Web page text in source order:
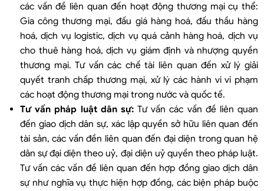
các vấn đề liên quan đến hoạt động thương mại cụ thể:
Gia công thương mại, đấu giá hàng hoá, đấu thầu hàng
hoá, dịch vụ logistic, dịch vụ quá cảnh hàng hoá, dịch vụ
cho thuê hàng hoá, dịch vụ giám định và nhượng quyền
thương mại. Tư vấn các chế tài liên quan đến xử lý giải
quyết tranh chấp thương mại, xử lý các hành vi vi phạm
các hoạt động thương mại trong nước và quốc tế.
Tư vấn pháp luật dân sự: Tư vấn các vấn đề liên quan
đến giao dịch dân sự, xác lập quyền sở hữu liên quan đến
tài sản, các vấn đền liên quan đến đại diện trong quan hệ
dân sự đại diện theo uỷ, đại diện uỷ quyền theo pháp luật.
Tư vấn các vấn đề liên quan đến hợp đồng giao dịch dân
sự như nghĩa vụ thực hiện hợp đồng, các biện pháp buộc